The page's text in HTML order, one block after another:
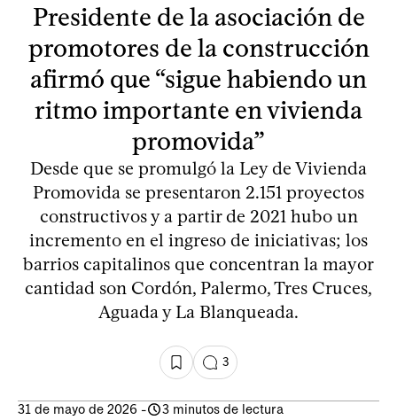
Presidente de la asociación de
promotores de la construcción
afirmó que “sigue habiendo un
ritmo importante en vivienda
promovida”
Desde que se promulgó la Ley de Vivienda
Promovida se presentaron 2.151 proyectos
constructivos y a partir de 2021 hubo un
incremento en el ingreso de iniciativas; los
barrios capitalinos que concentran la mayor
cantidad son Cordón, Palermo, Tres Cruces,
Aguada y La Blanqueada.
3
31 de mayo de 2026 - 3 minutos de lectura